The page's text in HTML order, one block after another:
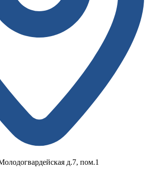
д.7, пом.1